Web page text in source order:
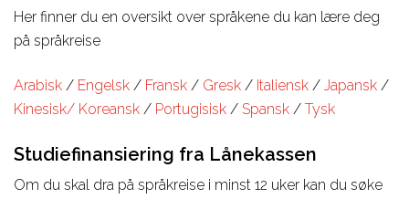
Her finner du en oversikt over språkene du kan lære deg
på språkreise
Arabisk / Engelsk / Fransk / Gresk / Italiensk / Japansk /
Kinesisk/ Koreansk / Portugisisk / Spansk / Tysk
Studiefinansiering fra Lånekassen
Om du skal dra på språkreise i minst 12 uker kan du søke